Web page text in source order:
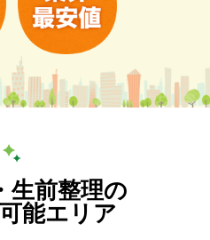
生前整理の
能エリア